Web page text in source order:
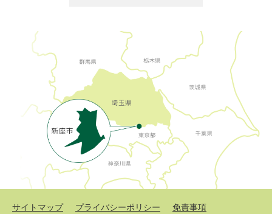
サイトマップ プライバシーポリシー 免責事項